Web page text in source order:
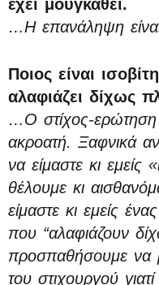
έχει μουγκαθεί.
…Η επανάληψη
Ποιος είναι
αλαφιάζει δίχως
…Ο στίχος-ερώτηση
ακροατή. Ξαφνικά
να είμαστε κι εμείς
θέλουμε κι
είμαστε κι εμείς
που “αλαφιάζουν
προσπαθήσουμε να
του στιχουργού